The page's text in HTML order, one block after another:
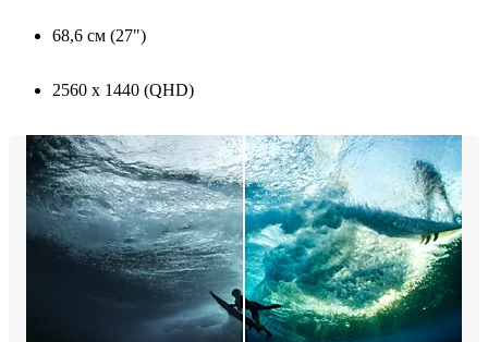
68,6 см (27")
2560 x 1440 (QHD)